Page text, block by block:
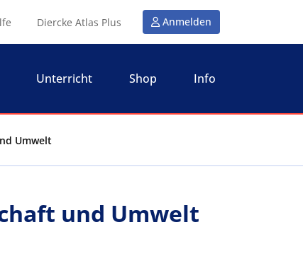
Diercke Atlas Plus Anmelden
Unterricht Shop Info
Umwelt
und Umwelt